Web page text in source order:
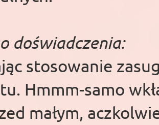
doświadczenia:
stosowanie
Hmmm-samo
małym,